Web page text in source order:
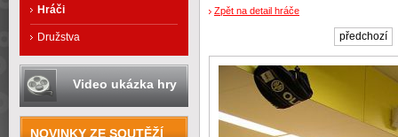
Zpět na detail hráče
předchozí
Hráči
Družstva
Video ukázka hry
NOVINKY ZE SOUTĚŽÍ